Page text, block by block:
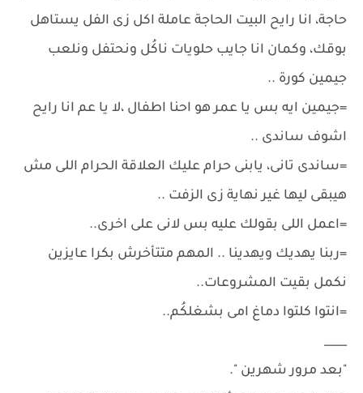
حاجة، انا رايح البيت الحاجة عاملة اكل زى الفل يستاهل
بوقك، وكمان انا جايب حلويات ناكُل ونحتفل ونلعب
جيمين كورة ..
=جيمين ايه بس يا عمر هو احنا اطفال ،لا يا عم انا رايح
اشوف ساندى ..
=ساندى تانى، يابنى حرام عليك العلاقة الحرام اللى مش
هيبقى ليها غير نهاية زى الزفت ..
=اعمل اللى بقولك عليه بس لانى على اخرى..
=ربنا يهديك ويهدينا .. المهم متتأخرش بكرا عايزين
نكمل بقيت المشروعات..
=انتوا كلتوا دماغ امى بشغلكُم..
____
"بعد مرور شهرين ".